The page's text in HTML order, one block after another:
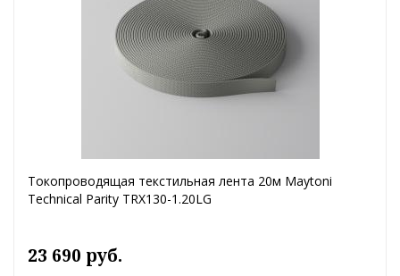
Токопроводящая текстильная лента 20м Maytoni
Technical Parity TRX130-1.20LG
23 690 руб.